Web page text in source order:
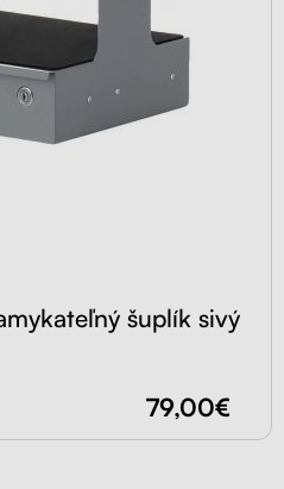
šuplík sivý
79,00€